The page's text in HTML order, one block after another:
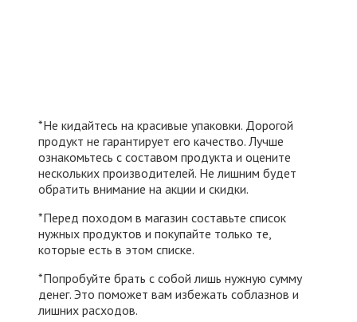
*Не кидайтесь на красивые упаковки. Дорогой
продукт не гарантирует его качество. Лучше
ознакомьтесь с составом продукта и оцените
нескольких производителей. Не лишним будет
обратить внимание на акции и скидки.
*Перед походом в магазин составьте список
нужных продуктов и покупайте только те,
которые есть в этом списке.
*Попробуйте брать с собой лишь нужную сумму
денег. Это поможет вам избежать соблазнов и
лишних расходов.